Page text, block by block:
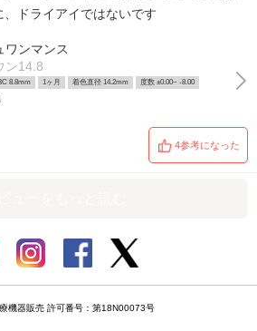
ドライアイではないです
ワンマンス
ン14.8
8.8mm 1ヶ月 着色直径 14.2mm 度数 ±0.00~ -8.00
4参考になった
機器販売 許可番号：第18N00073号